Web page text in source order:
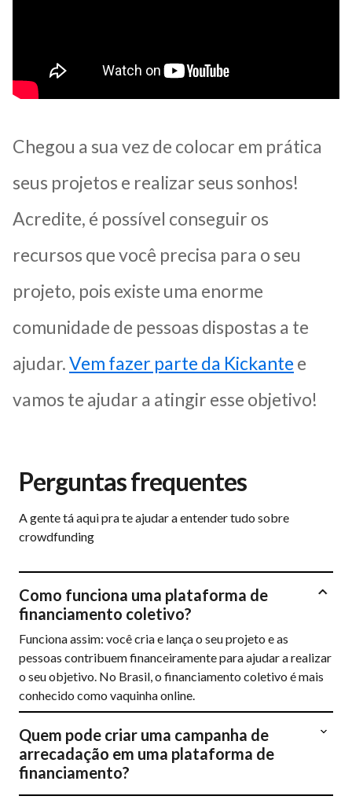
Chegou a sua vez de colocar em prática
seus projetos e realizar seus sonhos!
Acredite, é possível conseguir os
recursos que você precisa para o seu
projeto, pois existe uma enorme
comunidade de pessoas dispostas a te
ajudar.Vem fazer parte da Kickante e
vamos te ajudar a atingir esse objetivo!
Perguntas frequentes
A gente tá aqui pra te ajudar a entender tudo sobre
crowdfunding
Como funciona uma plataforma de
financiamento coletivo?
Funciona assim: você cria e lança o seu projeto e as
pessoas contribuem financeiramente para ajudar a realizar
o seu objetivo. No Brasil, o financiamento coletivo é mais
conhecido como vaquinha online.
Quem pode criar uma campanha de
arrecadação em uma plataforma de
financiamento?